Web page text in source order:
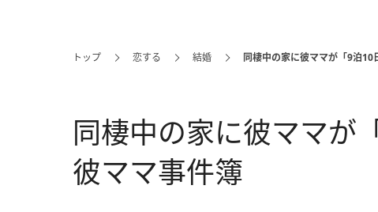
トップ 恋する 結婚 同棲中の家に彼ママが「9泊
同棲中の家に彼ママ
彼ママ事件簿